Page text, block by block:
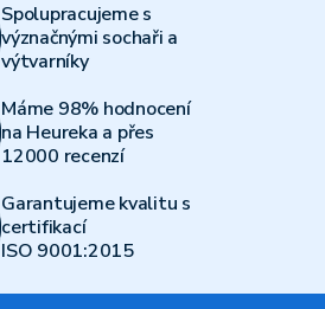
Spolupracujeme s
význačnými sochaři a
výtvarníky
Máme 98% hodnocení
na Heureka a přes
12000 recenzí
Garantujeme kvalitu s
certifikací
ISO 9001:2015